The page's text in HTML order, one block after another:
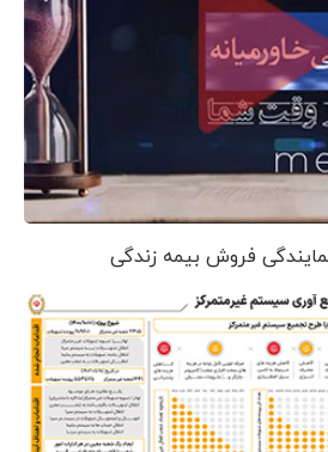
فروش بیمه زندگی